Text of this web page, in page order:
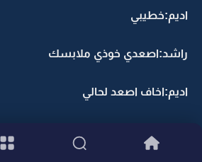
اديم:خطيبي
راشد:اصعدي خوذي ملابسك
اديم:اخاف اصعد لحالي